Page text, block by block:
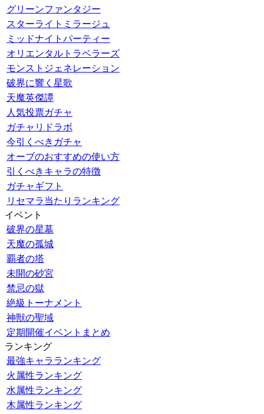
グリーンファンタジー
スターライトミラージュ
ミッドナイトパーティー
オリエンタルトラベラーズ
モンストジェネレーション
破界に響く星歌
天魔英傑譚
人気投票ガチャ
ガチャリドラボ
今引くべきガチャ
オーブのおすすめの使い方
引くべきキャラの特徴
ガチャギフト
リセマラ当たりランキング
イベント
破界の星墓
天魔の孤城
覇者の塔
未開の砂宮
禁忌の獄
絶級トーナメント
神獣の聖域
定期開催イベントまとめ
ランキング
最強キャラランキング
火属性ランキング
水属性ランキング
木属性ランキング